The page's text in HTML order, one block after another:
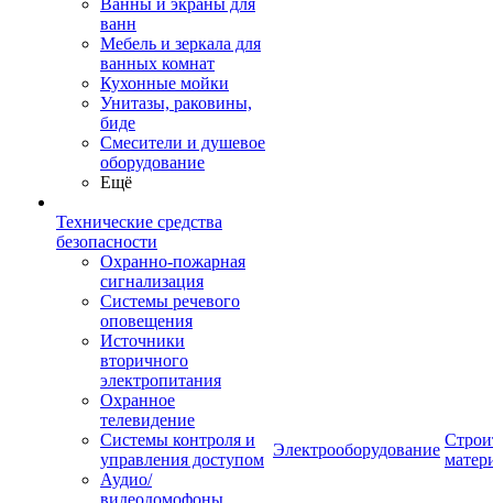
Ванны и экраны для
ванн
Мебель и зеркала для
ванных комнат
Кухонные мойки
Унитазы, раковины,
биде
Смесители и душевое
оборудование
Ещё
Технические средства
безопасности
Охранно-пожарная
сигнализация
Системы речевого
оповещения
Источники
вторичного
электропитания
Охранное
телевидение
Системы контроля и
управления доступом
Аудио/
видеодомофоны
Электрооборудование